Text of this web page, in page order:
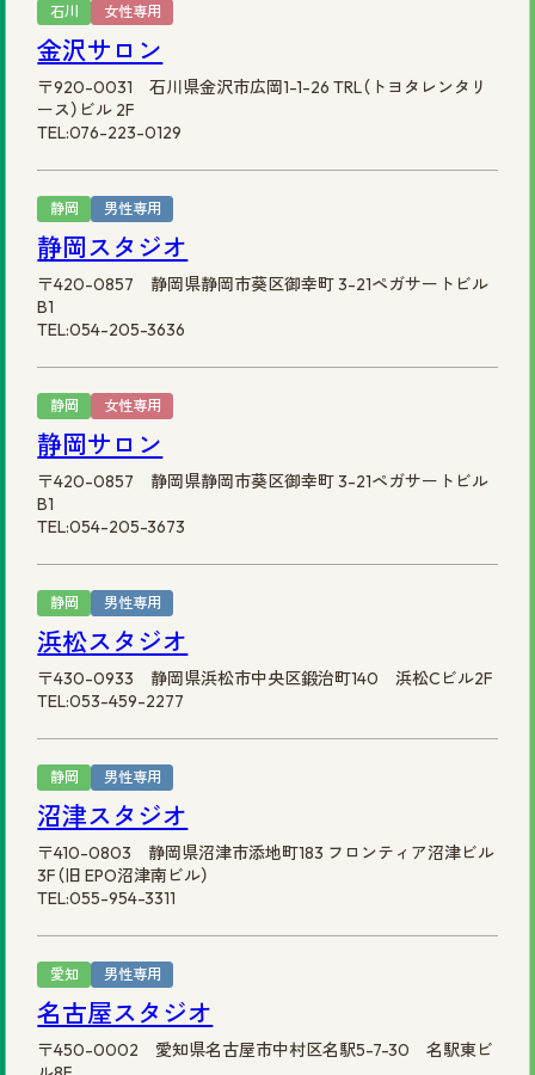
石川 女性専用
金沢サロン
〒920-0031 石川県金沢市広岡1-1-26 TRL（トヨタレンタリ
ース）ビル 2F
TEL:076-223-0129
静岡 男性専用
静岡スタジオ
〒420-0857 静岡県静岡市葵区御幸町 3-21ペガサートビル
B1
TEL:054-205-3636
静岡 女性専用
静岡サロン
〒420-0857 静岡県静岡市葵区御幸町 3-21ペガサートビル
B1
TEL:054-205-3673
静岡 男性専用
浜松スタジオ
〒430-0933 静岡県浜松市中央区鍛治町140 浜松Cビル2F
TEL:053-459-2277
静岡 男性専用
沼津スタジオ
〒410-0803 静岡県沼津市添地町183 フロンティア沼津ビル
3F（旧 EPO沼津南ビル）
TEL:055-954-3311
愛知 男性専用
名古屋スタジオ
〒450-0002 愛知県名古屋市中村区名駅5-7-30 名駅東ビ